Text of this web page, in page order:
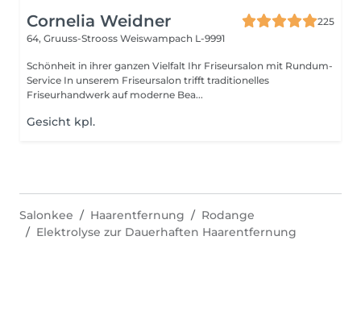
Cornelia Weidner
225
64, Gruuss-Strooss Weiswampach L-9991
Schönheit in ihrer ganzen Vielfalt Ihr Friseursalon mit Rundum-
Service In unserem Friseursalon trifft traditionelles
Friseurhandwerk auf moderne Bea...
Gesicht kpl.
Salonkee Haarentfernung
Rodange
Elektrolyse zur Dauerhaften Haarentfernung